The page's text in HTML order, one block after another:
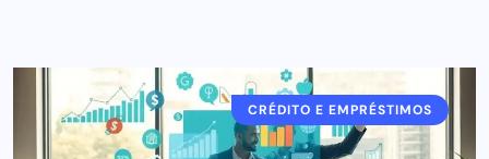
CRÉDITO E EMPRÉSTIMOS